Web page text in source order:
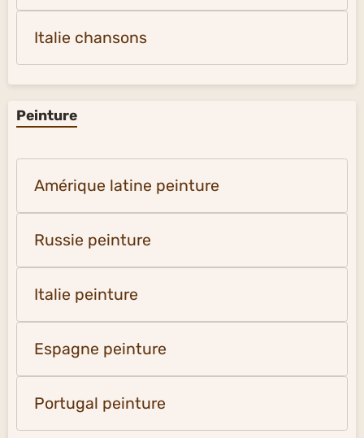
Italie chansons
Peinture
Amérique latine peinture
Russie peinture
Italie peinture
Espagne peinture
Portugal peinture